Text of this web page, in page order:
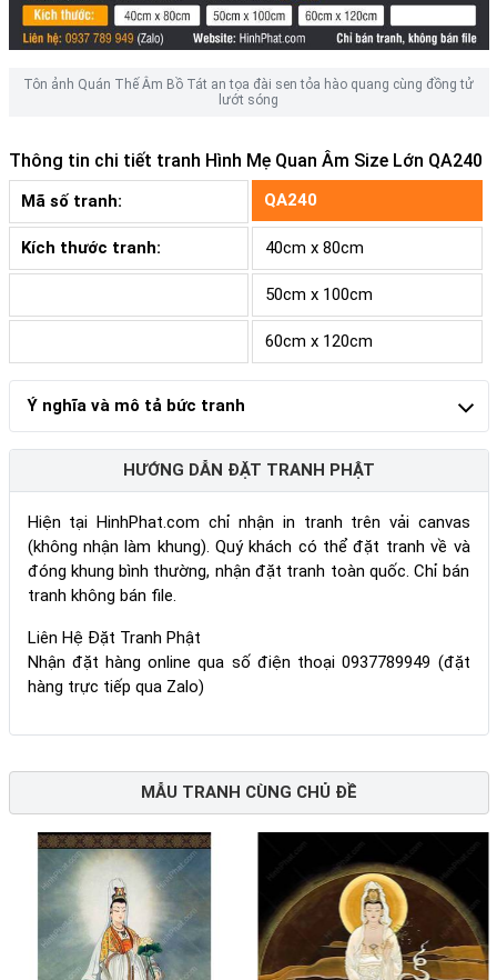
Tôn ảnh Quán Thế Âm Bồ Tát an tọa đài sen tỏa hào quang cùng đồng tử
lướt sóng
Thông tin chi tiết tranh Hình Mẹ Quan Âm Size Lớn QA240
Mã số tranh: QA240
Kích thước tranh: 40cm x 80cm
50cm x 100cm
60cm x 120cm
Ý nghĩa và mô tả bức tranh
HƯỚNG DẪN ĐẶT TRANH PHẬT
Hiện tại HinhPhat.com chỉ nhận in tranh trên vải canvas
(không nhận làm khung). Quý khách có thể đặt tranh về và
đóng khung bình thường, nhận đặt tranh toàn quốc. Chỉ bán
tranh không bán file.
Liên Hệ Đặt Tranh Phật
Nhận đặt hàng online qua số điện thoại 0937789949 (đặt
hàng trực tiếp qua Zalo)
MẪU TRANH CÙNG CHỦ ĐỀ